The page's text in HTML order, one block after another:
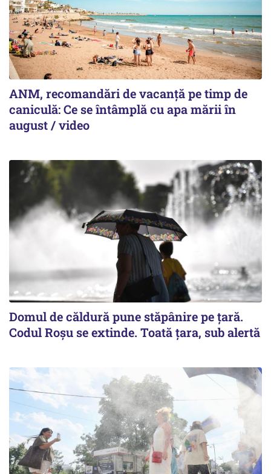
ANM, recomandări de vacanță pe timp de
caniculă: Ce se întâmplă cu apa mării în
august / video
Domul de căldură pune stăpânire pe țară.
Codul Roșu se extinde. Toată țara, sub alertă